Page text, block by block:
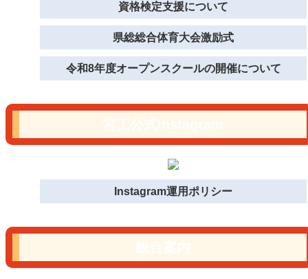
資格検定支援について
県総総合体育大会激励式
令和8年度オープンスクールの開催について
Instagram運用ポリシー